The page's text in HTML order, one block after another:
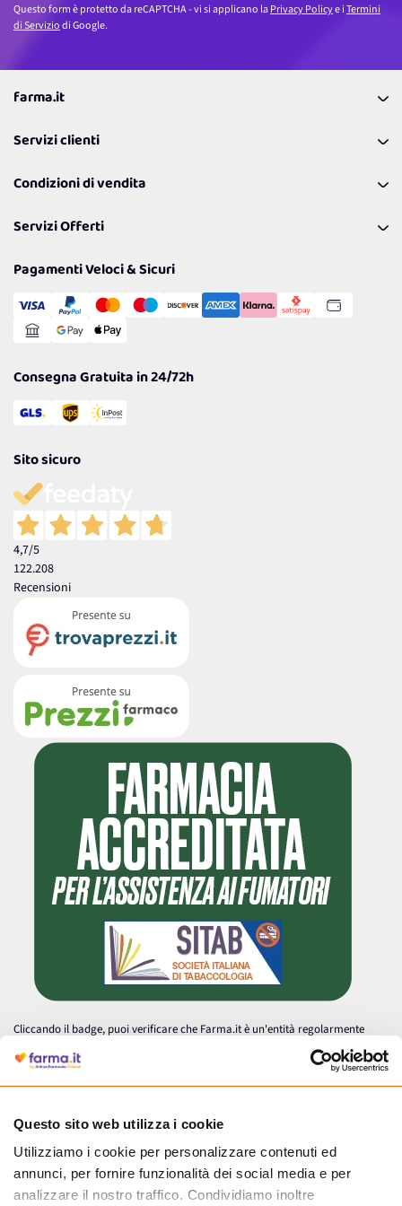
Questo sito web utilizza i cookie
Utilizziamo i cookie per personalizzare contenuti ed
annunci, per fornire funzionalità dei social media e per
analizzare il nostro traffico. Condividiamo inoltre
Questo form è protetto da reCAPTCHA - vi si applicano laPrivacy Policye iTermini
di Serviziodi Google.
farma.it
Coupon
Lavora con noi
Politiche per la parità di genere
Servizi clienti
Richiamami
Resi
Condizioni di vendita
Spedizioni
Cookie Policy
Gestisci Cookie
Servizi Offerti
Reso Facile e Veloce
Pagamenti Veloci & Sicuri
Consegna Gratuita in 24/72h
Sito sicuro
4,7/5
122.208
Recensioni
Cliccando il badge, puoi verificare che Farma.it è un'entità regolarmente
autorizzata dal Ministero della Salute a effettuare la vendita online di
medicinali.